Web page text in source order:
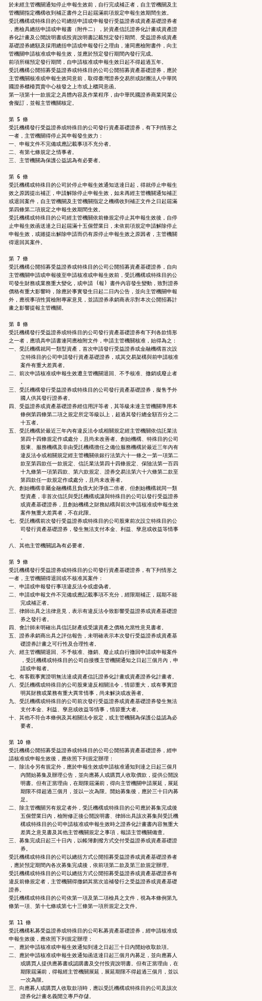
於未經主管機關通知停止申報生效前，自行完成補正者，自主管機關及主
管機關指定機構收到補正書件之日起屆滿前項規定申報生效期間生效。
受託機構或特殊目的公司總括申請或申報發行受益證券或資產基礎證券者
，應檢具總括申請或申報書（附件二），於資產信託證券化計畫或資產證
券化計畫及公開說明書或投資說明書記載預定發行期間、受益證券或資產
基礎證券總額及採用總括申請或申報發行之理由，連同應檢附書件，向主
管機關申請核准或申報生效，並應於預定發行期間內發行完成。
前項所稱預定發行期間，自申請核准或申報生效日起不得超過五年。
受託機構公開招募受益證券或特殊目的公司公開招募資產基礎證券，應於
主管機關核准或申報生效同意前，取得臺灣證券交易所或財團法人中華民
國證券櫃檯買賣中心核發之上市或上櫃同意函。
第一項第十一款規定之具體內容及作業程序，由中華民國證券商業同業公
會擬訂，並報主管機關核定。
第 5 條
受託機構發行受益證券或特殊目的公司發行資產基礎證券，有下列情形之
一者，主管機關得停止其申報發生效力：
一、申報文件不完備或應記載事項不充分者。
二、有第七條規定之情事者。
三、主管機關為保護公益認為有必要者。
第 6 條
受託機構或特殊目的公司於停止申報生效通知送達日起，得就停止申報生
效之原因提出補正，申請解除停止申報生效，如未再經主管機關通知補正
或退回案件，自主管機關及主管機關指定之機構收到補正文件之日起屆滿
第四條第二項規定之申報生效期間生效。
受託機構或特殊目的公司經主管機關依前條規定停止其申報生效後，自停
止申報生效函送達之日起屆滿十五個營業日，未依前項規定申請解除停止
申報生效，或雖提出解除申請而仍有原停止申報生效之原因者，主管機關
得退回其案件。
第 7 條
受託機構公開招募受益證券或特殊目的公司公開招募資產基礎證券，自向
主管機關申請或申報後至申請核准或申報生效前，受託機構或特殊目的公
司發生財務或業務重大變化，或申請 (報) 書件內容發生變動，致對證券
價格有重大影響時，除應於事實發生日起二日內公告，並向主管機關申報
外，應視事項性質檢附專家意見，並請證券承銷商表示對本次公開招募計
畫之影響提報主管機關。
第 8 條
受託機構發行受益證券或特殊目的公司發行資產基礎證券有下列各款情形
之一者，應填具申請書連同應檢附文件，申請主管機關核准，始得為之：
一、受託機構就同一類型資產，首次申請發行受益證券或金融機構首次設
立特殊目的公司申請發行資產基礎證券，或其交易架構與前申請核准
案件有重大差異者。
二、前次申請核准或申報生效遭主管機關退回、不予核准、撤銷或廢止者
。
三、受託機構發行受益證券或特殊目的公司發行資產基礎證券，擬售予外
國人供其發行證券者。
四、受益證券或資產基礎證券經信用評等者，其等級未達主管機關準用本
條例第四條第二項之規定所定等級以上，超過其發行總金額百分之二
十五者。
五、受託機構於最近三年內有違反法令或相關規定經主管機關依信託業法
第四十四條規定作成處分，且尚未改善者。創始機構、特殊目的公司
股東、服務機構及非由受託機構擔任之備位服務機構於最近三年內有
違反法令或相關規定經主管機關依銀行法第六十一條之一第一項第二
款至第四款任一款規定、信託業法第四十四條規定、保險法第一百四
十九條第一項第四款、第六款規定、證券交易法第六十六條第二款至
第四款任一款規定作成處分，且尚未改善者。
六、創始機構非屬金融機構且負債大於淨值二倍者。但創始機構就同一類
型資產，非首次信託與受託機構或讓與特殊目的公司以發行受益證券
或資產基礎證券，且創始機構之財務結構與前次申請核准或申報生效
案件無重大差異者，不在此限。
七、受託機構前次發行受益證券或特殊目的公司股東前次設立特殊目的公
司發行資產基礎證券，發生無法支付本金、利益、孳息或收益等情事
。
八、其他主管機關認為有必要者。
第 9 條
受託機構發行受益證券或特殊目的公司發行資產基礎證券，有下列情形之
一者，主管機關得退回或不核准其案件：
一、申請或申報發行事項違反法令或虛偽者。
二、申請或申報文件不完備或應記載事項不充分，經限期補正，屆期不能
完成補正者。
三、律師出具之法律意見，表示有違反法令致影響受益證券或資產基礎證
券之發行者。
四、會計師未明確出具信託財產或受讓資產之價格允當性意見書者。
五、證券承銷商出具之評估報告，未明確表示本次發行受益證券或資產基
礎證券計畫之可行性及合理性者。
六、經主管機關退回、不予核准、撤銷、廢止或自行撤回申請或申報案件
，受託機構或特殊目的公司自接獲主管機關通知之日起三個月內，申
請或申報者。
七、有客觀事實證明無法達成資產信託證券化計畫或資產證券化計畫者。
八、受託機構或特殊目的公司股東違反相關法令，情節重大，或有事實證
明其財務或業務有重大異常情事，尚未解決或改善者。
九、受託機構或特殊目的公司前次發行受益證券或資產基礎證券發生無法
支付本金、利益、孳息或收益等情事，情節重大者。
十、其他不符合本條例及其相關法令規定，或主管機關為保護公益認為必
要者。
第 10 條
受託機構公開招募受益證券或特殊目的公司公開招募資產基礎證券，經申
請核准或申報生效後，應依照下列規定辦理：
一、除法令另有規定外，應於申報生效或申請核准通知到達之日起三個月
內開始募集及辦理公告，並向應募人或購買人收取價款，提供公開說
明書。但有正當理由，在期限屆滿前，得向主管機關申請展延，展延
期限不得超過三個月，並以一次為限。開始募集後，應於三十日內募
足。
二、除主管機關另有規定者外，受託機構或特殊目的公司應於募集完成後
五個營業日內，檢附修正後公開說明書、律師出具該次募集與受託機
構或特殊目的公司申請核准或申報生效時之證券化計畫書內容無重大
差異之意見書及其他主管機關規定之事項，報請主管機關備查。
三、募集完成日起三十日內，以帳簿劃撥方式交付受益證券或資產基礎證
券。
受託機構或特殊目的公司以總括方式公開招募受益證券或資產基礎證券者
，應於預定期間內各次募集完成後，依前項第二款及第三款規定辦理。
受託機構或特殊目的公司以總括方式公開招募受益證券或資產基礎證券有
違反前條規定者，主管機關得撤銷其當次追補發行之受益證券或資產基礎
證券。
受託機構或特殊目的公司依第一項及第二項檢具之文件，視為本條例第九
條第一項、第十七條或第七十三條第一項所規定之文件。
第 11 條
受託機構私募受益證券或特殊目的公司私募資產基礎證券，經申請核准或
申報生效後，應依照下列規定辦理：
一、應於申請核准或申報生效通知到達之日起三十日內開始收取款項。
二、應於申請核准或申報生效通知函送達日起三個月內募足，並向應募人
或購買人提供應募書或認購書及交付投資說明書。但有正當理由，在
期限屆滿前，得報經主管機關展延，展延期限不得超過三個月，並以
一次為限。
三、向應募人或購買人收取款項時，應以受託機構或特殊目的公司及該次
證券化計畫名義開立專戶存儲。